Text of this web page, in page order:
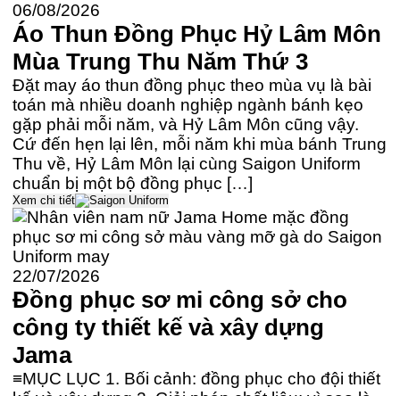
06/08/2026
Áo Thun Đồng Phục Hỷ Lâm Môn
Mùa Trung Thu Năm Thứ 3
Đặt may áo thun đồng phục theo mùa vụ là bài
toán mà nhiều doanh nghiệp ngành bánh kẹo
gặp phải mỗi năm, và Hỷ Lâm Môn cũng vậy.
Cứ đến hẹn lại lên, mỗi năm khi mùa bánh Trung
Thu về, Hỷ Lâm Môn lại cùng Saigon Uniform
chuẩn bị một bộ đồng phục […]
Xem chi tiết
22/07/2026
Đồng phục sơ mi công sở cho
công ty thiết kế và xây dựng
Jama
≡MỤC LỤC 1. Bối cảnh: đồng phục cho đội thiết